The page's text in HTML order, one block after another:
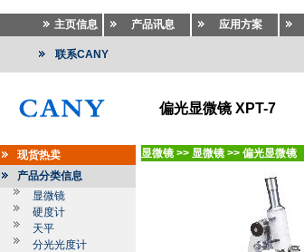
主页信息 产品讯息 应用方案
联系CANY
偏光显微镜 XPT-7
现货热卖
产品分类信息
显微镜
硬度计
天平
分光光度计
显微镜 >> 显微镜 >> 偏光显微镜